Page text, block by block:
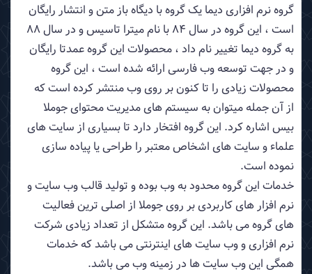
گروه نرم افزاری دیما یک گروه با دیگاه باز متن و انتشار رایگان
است ، این گروه در سال 84 با نام میترا تاسیس و در سال 88
به گروه دیما تغییر نام داد ، محصولات این گروه عمدتا رایگان
و در جهت توسعه وب فارسی ارائه شده است ، این گروه
محصولات زیادی را تا کنون بر روی وب منتشر کرده است که
از آن جمله میتوان به سیستم های مدیریت محتوای جوملا
بیس اشاره کرد. این گروه افتخار دارد تا بسیاری از سایت های
علماء و سایت های اشخاص معتبر را طراحی یا پیاده سازی
نموده است.
خدمات این گروه محدود به وب بوده و تولید قالب وب سایت و
نرم افزار های کاربردی بر روی جوملا از اصلی ترین فعالیت
های گروه می باشد. این گروه متشکل از تعداد زیادی شرکت
نرم افزاری و وب سایت های اینترنتی می باشد که خدمات
همگی این وب سایت ها در زمینه وب می باشد.